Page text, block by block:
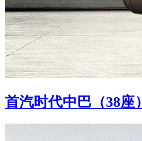
首汽时代中巴（38座）